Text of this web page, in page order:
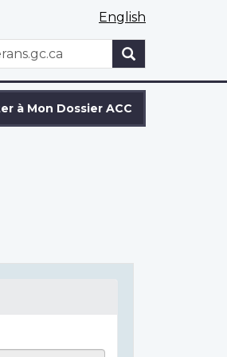
English
à Mon Dossier ACC